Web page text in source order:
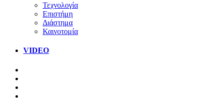
Τεχνολογία
Επιστήμη
Διάστημα
Καινοτομία
VIDEO